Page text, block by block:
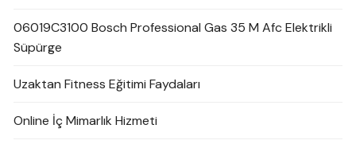
06019C3100 Bosch Professional Gas 35 M Afc Elektrikli
Süpürge
Uzaktan Fitness Eğitimi Faydaları
Online İç Mimarlık Hizmeti